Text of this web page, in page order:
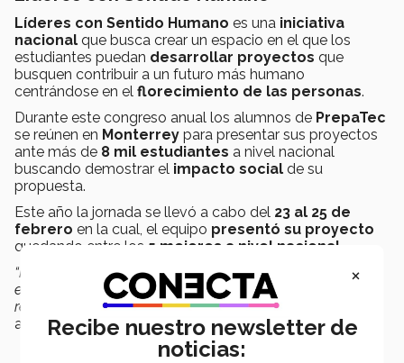
Líderes con Sentido Humano es una iniciativa
nacional que busca crear un espacio en el que los
estudiantes puedan desarrollar proyectos que
busquen contribuir a un futuro más humano
centrándose en el florecimiento de las personas.
Durante este congreso anual los alumnos de PrepaTec
se reúnen en Monterrey para presentar sus proyectos
ante más de 8 mil estudiantes a nivel nacional
buscando demostrar el impacto social de su
propuesta.
Este año la jornada se llevó a cabo del 23 al 25 de
febrero en la cual, el equipo presentó su proyecto
quedando entre los 5 mejores a nivel nacional
“Nos encontrábamos nerviosos por la ida a Monterrey, sin
embargo al quedar entre los 5 mejores pudimos ver
reflejado todo el amor que le tenemos al proyecto”
añadió el equipo.
×
Recibe nuestro newsletter de
noticias: